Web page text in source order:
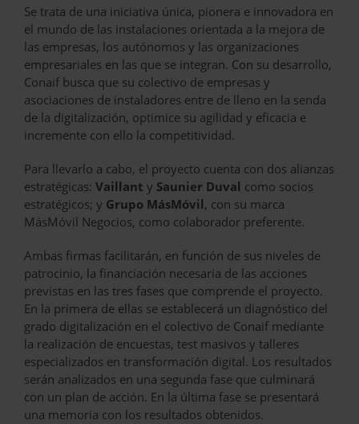
Se trata de una iniciativa única, pionera e innovadora en
el mundo de las instalaciones orientada a la mejora de
las empresas, los autónomos y las organizaciones
empresariales en las que se integran. Con su desarrollo,
Conaif busca que su colectivo de empresas y
asociaciones de instaladores entre de lleno en la senda
de la digitalización, optimice su agilidad y eficacia e
incremente con ello la competitividad.
Para llevarlo a cabo, el proyecto cuenta con dos alianzas
estratégicas: Vaillant y Saunier Duval como socios
estratégicos; y Grupo MásMóvil, con su marca
MásMóvil Negocios, como colaborador preferente.
Ambas firmas facilitarán, en función de sus niveles de
patrocinio, la financiación necesaria de las acciones
previstas en las tres fases que comprende el proyecto.
En la primera de ellas se establecerá un diagnóstico del
grado digitalización en el colectivo de Conaif mediante
la realización de encuestas, test masivos y talleres
especializados en transformación digital. Los resultados
serán analizados en una segunda fase que culminará
con un plan de acción. En la última fase se presentará
una memoria con los resultados obtenidos.